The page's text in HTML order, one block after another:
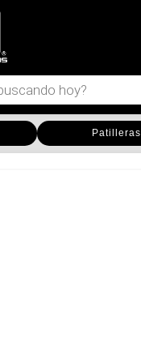
Patilleras